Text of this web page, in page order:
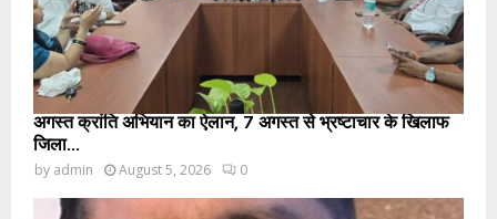
अगस्त क्रांति अभियान का ऐलान, 7 अगस्त से भ्रष्टाचार के खिलाफ
जिला...
by admin August 5, 2026 0